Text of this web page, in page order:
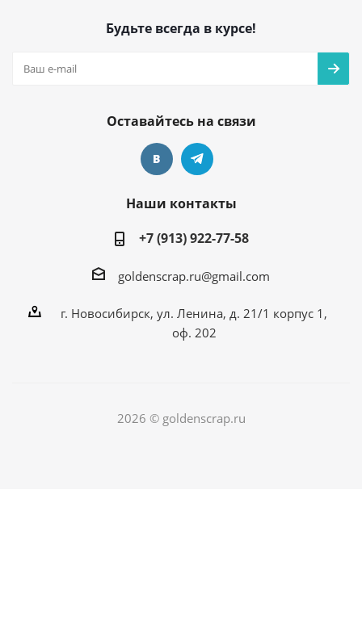
Будьте всегда в курсе!
Оставайтесь на связи
Наши контакты
+7 (913) 922-77-58
goldenscrap.ru@gmail.com
г. Новосибирск, ул. Ленина, д. 21/1 корпус 1,
оф. 202
2026 © goldenscrap.ru